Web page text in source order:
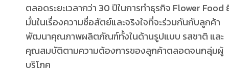
ตลอดระยะเวลากว่า 30 ปีในการทำธุรกิจ Flower Food
มั่นในเรื่องความซื่อสัตย์และจริงใจที่จะร่วมกันกับลูกค้า
พัฒนาคุณภาพผลิตภัณฑ์ทั้งในด้านรูปแบบ รสชาติ และ
คุณสมบัติตามความต้องการของลูกค้าตลอดจนกลุ่มผู้
บริโภค